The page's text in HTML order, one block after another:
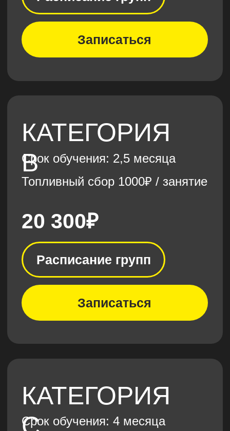
КАТЕГОРИЯ
C
Топливный сбор: 1500₽ / 1
час занятия
Срок обучения: 4 месяца
30 000₽
Записаться
КАТЕГОРИЯ
CE
Топливный сбор: 1500₽ /
1 час занятия
Срок обучения: 1 месяц
20 000₽
Записаться
Расписание групп